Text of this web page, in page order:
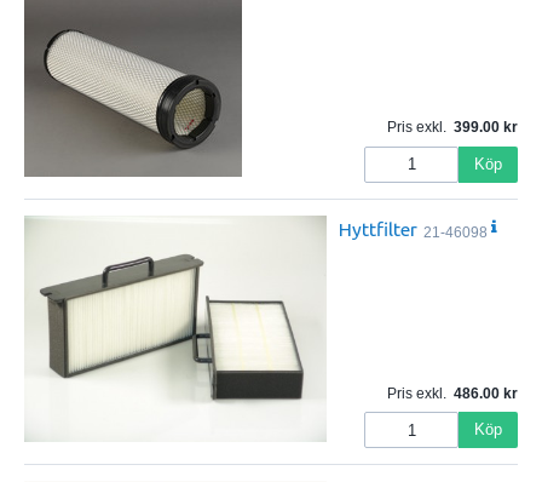
Pris exkl. 399.00
Köp
Hyttfilter 21-46098
Pris exkl. 486.00
Köp